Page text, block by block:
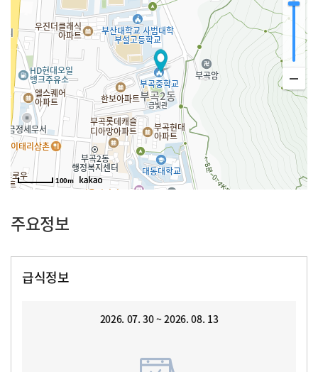
100m
주요정보
급식정보
2026. 07. 30 ~ 2026. 08. 13